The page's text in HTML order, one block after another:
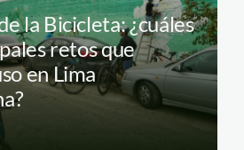
la Bicicleta: ¿cuáles
retos que
en Lima